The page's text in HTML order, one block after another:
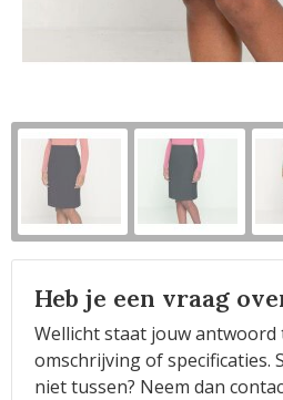
Heb je een vraag
Wellicht staat jouw antwoord
omschrijving of specificaties.
niet tussen? Neem dan